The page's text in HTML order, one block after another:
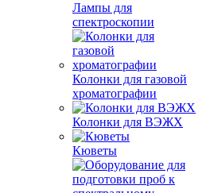
Лампы для
спектроскопии
Колонки для газовой
хроматографии
Колонки для ВЭЖХ
Кюветы